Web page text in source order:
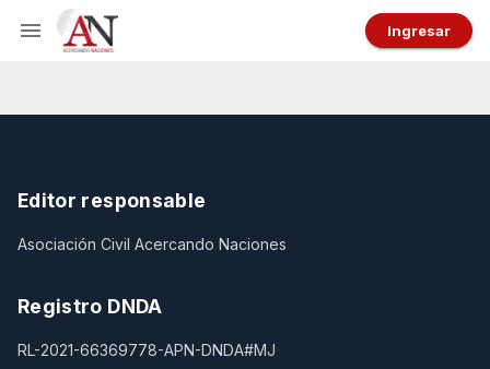
Ingresar
Editor responsable
Asociación Civil Acercando Naciones
Registro DNDA
RL-2021-66369778-APN-DNDA#MJ